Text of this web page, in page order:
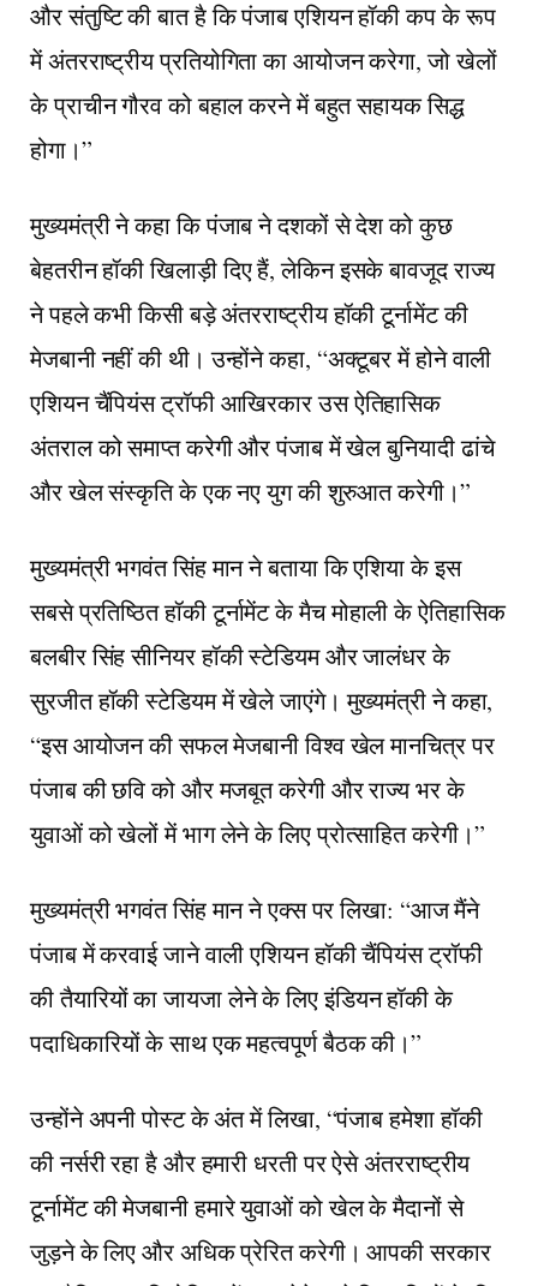
और संतुष्टि की बात है कि पंजाब एशियन हॉकी कप के रूप
में अंतरराष्ट्रीय प्रतियोगिता का आयोजन करेगा, जो खेलों
के प्राचीन गौरव को बहाल करने में बहुत सहायक सिद्ध
होगा।”
मुख्यमंत्री ने कहा कि पंजाब ने दशकों से देश को कुछ
बेहतरीन हॉकी खिलाड़ी दिए हैं, लेकिन इसके बावजूद राज्य
ने पहले कभी किसी बड़े अंतरराष्ट्रीय हॉकी टूर्नामेंट की
मेजबानी नहीं की थी। उन्होंने कहा, “अक्टूबर में होने वाली
एशियन चैंपियंस ट्रॉफी आखिरकार उस ऐतिहासिक
अंतराल को समाप्त करेगी और पंजाब में खेल बुनियादी ढांचे
और खेल संस्कृति के एक नए युग की शुरुआत करेगी।”
मुख्यमंत्री भगवंत सिंह मान ने बताया कि एशिया के इस
सबसे प्रतिष्ठित हॉकी टूर्नामेंट के मैच मोहाली के ऐतिहासिक
बलबीर सिंह सीनियर हॉकी स्टेडियम और जालंधर के
सुरजीत हॉकी स्टेडियम में खेले जाएंगे। मुख्यमंत्री ने कहा,
“इस आयोजन की सफल मेजबानी विश्व खेल मानचित्र पर
पंजाब की छवि को और मजबूत करेगी और राज्य भर के
युवाओं को खेलों में भाग लेने के लिए प्रोत्साहित करेगी।”
मुख्यमंत्री भगवंत सिंह मान ने एक्स पर लिखा: “आज मैंने
पंजाब में करवाई जाने वाली एशियन हॉकी चैंपियंस ट्रॉफी
की तैयारियों का जायजा लेने के लिए इंडियन हॉकी के
पदाधिकारियों के साथ एक महत्वपूर्ण बैठक की।”
उन्होंने अपनी पोस्ट के अंत में लिखा, “पंजाब हमेशा हॉकी
की नर्सरी रहा है और हमारी धरती पर ऐसे अंतरराष्ट्रीय
टूर्नामेंट की मेजबानी हमारे युवाओं को खेल के मैदानों से
जुड़ने के लिए और अधिक प्रेरित करेगी। आपकी सरकार